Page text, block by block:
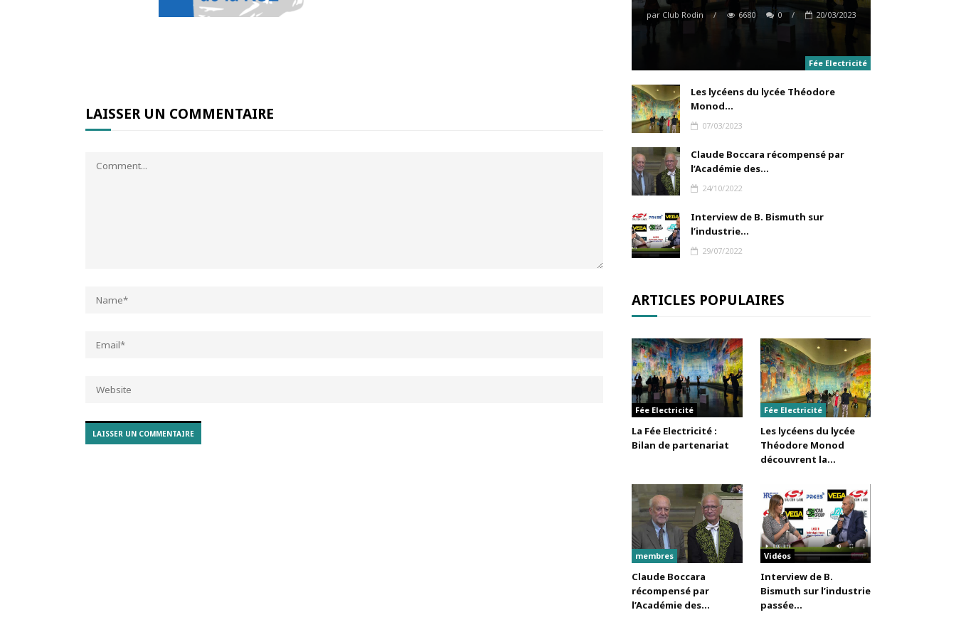
LAISSER UN COMMENTAIRE
Fée Electricité
par Club Rodin / 6680 0 / 20/03/2023
Les lycéens du lycée Théodore
Monod...
07/03/2023
Claude Boccara récompensé par
l’Académie des...
24/10/2022
Interview de B. Bismuth sur
l’industrie...
29/07/2022
ARTICLES POPULAIRES
Fée Electricité
La Fée Electricité :
Bilan de partenariat
Fée Electricité
Les lycéens du lycée
Théodore Monod
découvrent la...
membres
Claude Boccara
récompensé par
l’Académie des...
Vidéos
Interview de B.
Bismuth sur l’industrie
passée...